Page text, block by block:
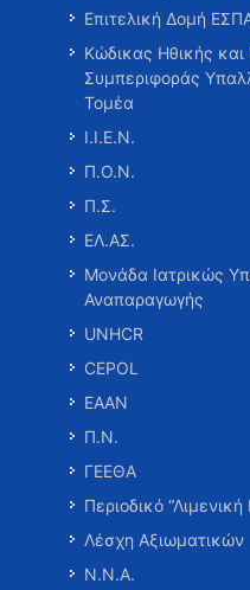
Επιτελική Δομή
Κώδικας Ηθικής και
Συμπεριφοράς
Τομέα
Ι.Ι.Ε.Ν.
Π.Ο.Ν.
Π.Σ.
ΕΛ.ΑΣ.
Μονάδα Ιατρικώς
Αναπαραγωγής
UNHCR
CEPOL
ΕΑΑΝ
Π.Ν.
ΓΕΕΘΑ
Περιοδικό
Λέσχη Αξιωματικών
Ν.Ν.Α.